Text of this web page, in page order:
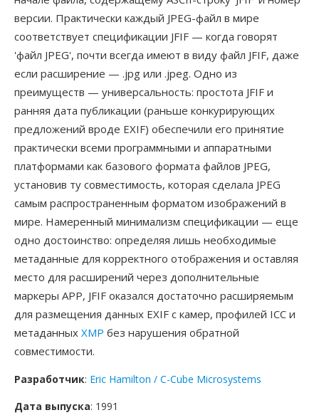
версии. Практически каждый JPEG-файл в мире
соответствует спецификации JFIF — когда говорят
'файл JPEG', почти всегда имеют в виду файл JFIF, даже
если расширение — .jpg или .jpeg. Одно из
преимуществ — универсальность: простота JFIF и
ранняя дата публикации (раньше конкурирующих
предложений вроде EXIF) обеспечили его принятие
практически всеми программными и аппаратными
платформами как базового формата файлов JPEG,
установив ту совместимость, которая сделала JPEG
самым распространенным форматом изображений в
мире. Намеренный минимализм спецификации — еще
одно достоинство: определяя лишь необходимые
метаданные для корректного отображения и оставляя
место для расширений через дополнительные
маркеры APP, JFIF оказался достаточно расширяемым
для размещения данных EXIF с камер, профилей ICC и
метаданных XMP без нарушения обратной
совместимости.
Разработчик: Eric Hamilton / C-Cube Microsystems
Дата выпуска: 1991